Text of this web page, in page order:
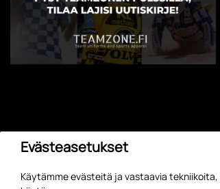
Evästeasetukset
Käytämme evästeitä ja vastaavia